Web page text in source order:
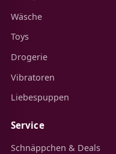
Wäsche
Toys
Drogerie
Vibratoren
Liebespuppen
Service
Schnäppchen & Deals